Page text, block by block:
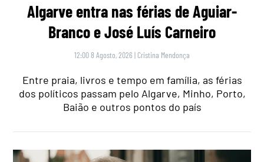
Algarve entra nas férias de Aguiar-
Branco e José Luís Carneiro
12:00 8 Agosto, 2026 | Cristina Mendonça
Entre praia, livros e tempo em família, as férias
dos políticos passam pelo Algarve, Minho, Porto,
Baião e outros pontos do país